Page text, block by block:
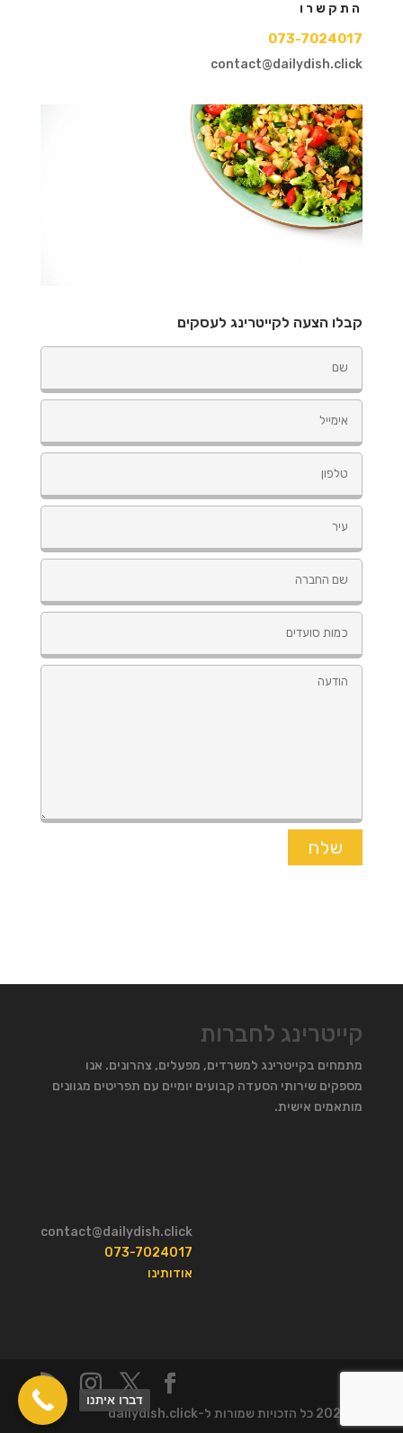
התקשרו
073-7024017
contact@dailydish.click
קבלו הצעה לקייטרינג לעסקים
קייטרינג לחברות
מתמחים בקייטרינג למשרדים, מפעלים, צהרונים. אנו
מספקים שירותי הסעדה קבועים יומיים עם תפריטים מגוונים
מותאמים אישית.
contact@dailydish.click
073-7024017
אודותינו
דברו איתנו